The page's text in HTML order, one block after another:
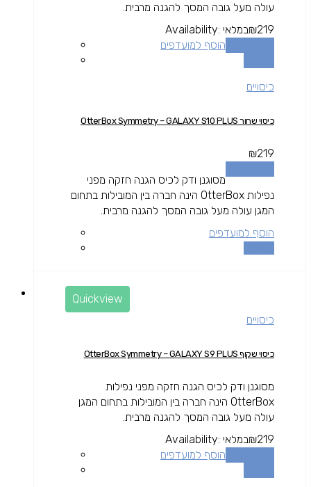
עולה מעל גובה המסך להגנה מרבית.
₪219
Availability: במלאי
הוסף למועדפים
כיסויים
כיסוי שחור OtterBox Symmetry – GALAXY S10 PLUS
₪219
מסוגנן ודק לכיס הגנה חזקה מפני
נפילות OtterBox הינה חברה בין המובילות בתחום
המגן עולה מעל גובה המסך להגנה מרבית.
הוסף למועדפים
Quickview
כיסויים
כיסוי שקוף OtterBox Symmetry – GALAXY S9 PLUS
מסוגנן ודק לכיס הגנה חזקה מפני נפילות
OtterBox הינה חברה בין המובילות בתחום המגן
עולה מעל גובה המסך להגנה מרבית.
₪219
Availability: במלאי
הוסף למועדפים